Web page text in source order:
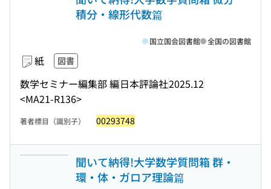
積分・線形代数篇
紙 図書
数学セミナー編集部 編日本評論社2025.12
<MA21-R136>
国立国会図書館 全国の図書館
著者標目（識別子） 00293748
聞いて納得!大学数学質問箱 群・
環・体・ガロア理論篇